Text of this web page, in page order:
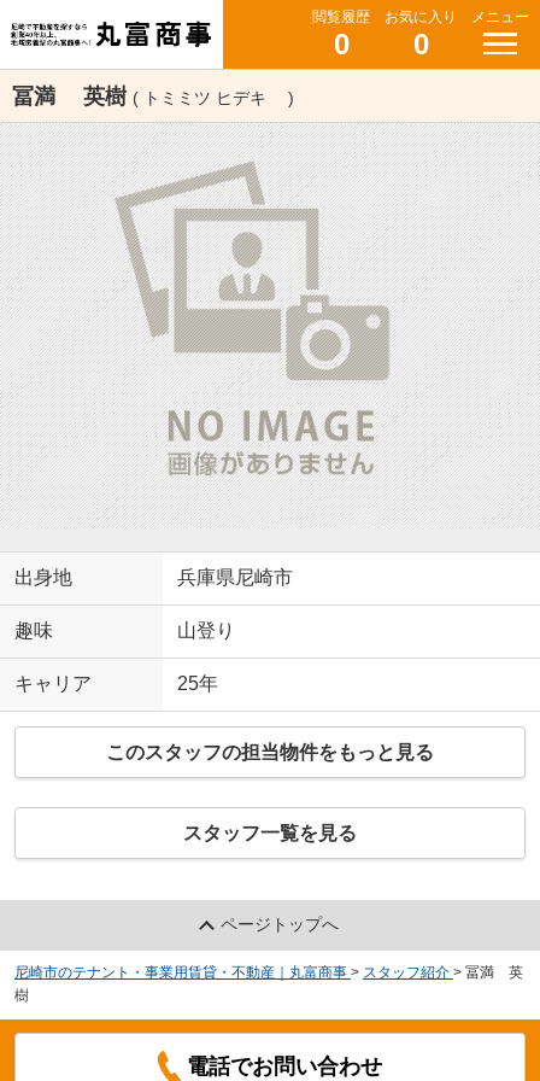
閲覧履歴
0
お気に入り
0
メニュー
冨満 英樹 ( トミミツ ヒデキ )
出身地 兵庫県尼崎市
趣味 山登り
キャリア 25年
このスタッフの担当物件をもっと見る
スタッフ一覧を見る
ページトップへ
尼崎市のテナント・事業用賃貸・不動産｜丸富商事 > スタッフ紹介 > 冨満 英
樹
電話でお問い合わせ